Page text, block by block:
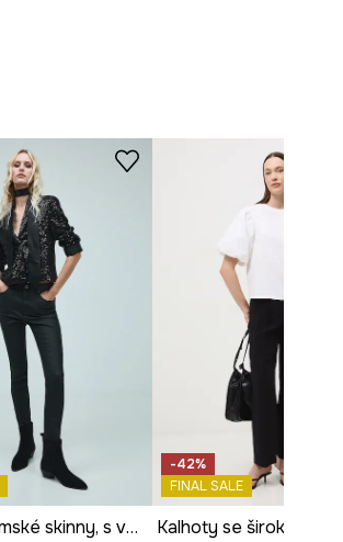
Kalhoty dámské skinny, s voskováním
-42%
FINAL SALE